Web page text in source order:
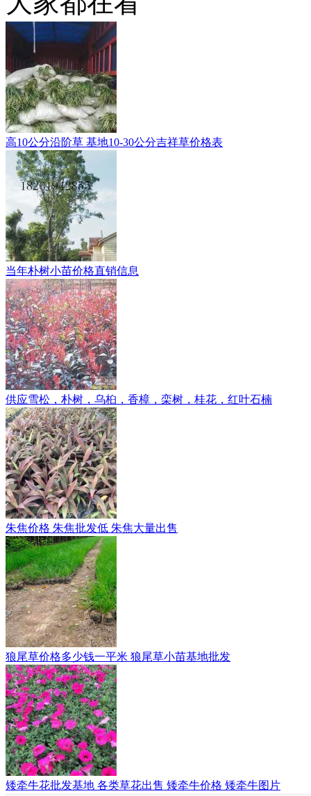
高10公分沿阶草 基地10-30公分吉祥草价格表
当年朴树小苗价格直销信息
供应雪松，朴树，乌桕，香樟，栾树，桂花，红叶石楠
朱焦价格 朱焦批发低 朱焦大量出售
狼尾草价格多少钱一平米 狼尾草小苗基地批发
矮牵牛花批发基地 各类草花出售 矮牵牛价格 矮牵牛图片